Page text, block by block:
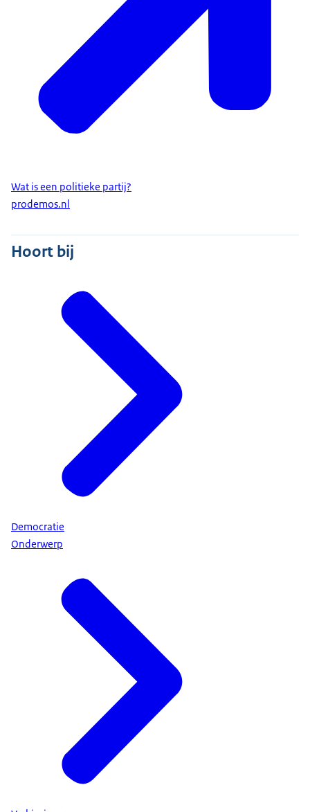
Wat is een politieke partij?
prodemos.nl
Hoort bij
Democratie
Onderwerp